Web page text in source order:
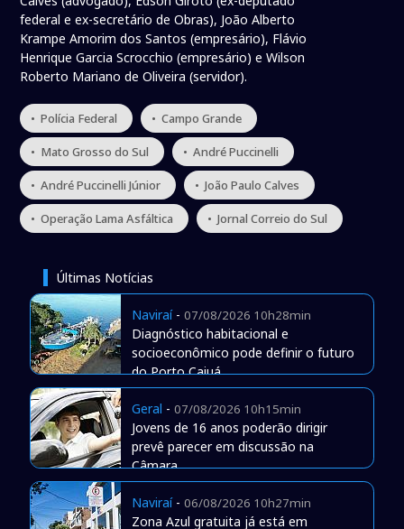
federal e ex-secretário de Obras), João Alberto
Krampe Amorim dos Santos (empresário), Flávio
Henrique Garcia Scrocchio (empresário) e Wilson
Roberto Mariano de Oliveira (servidor).
• Polícia Federal • Campo Grande
• Mato Grosso do Sul • André Puccinelli
• André Puccinelli Júnior • João Paulo Calves
• Operação Lama Asfáltica • Jornal Correio do Sul
Últimas Notícias
Naviraí- 07/08/2026 10h28min
Diagnóstico habitacional e
socioeconômico pode definir o futuro
do Porto Caiuá
Geral - 07/08/2026 10h15min
Jovens de 16 anos poderão dirigir
prevê parecer em discussão na
Câmara
Naviraí- 06/08/2026 10h27min
Zona Azul gratuita já está em